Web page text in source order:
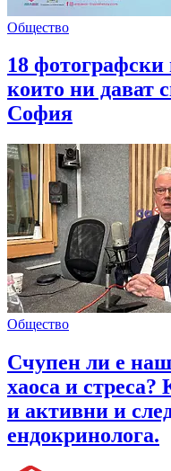
Общество
18 фотографски
които ни дават
София
Общество
Счупен ли е
хаоса и стреса?
и активни и
ендокринолога.